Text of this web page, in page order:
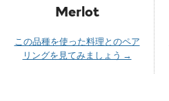
Merlot
この品種を使った料理とのペア
リングを見てみましょう →